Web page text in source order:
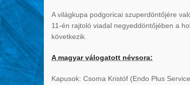
A világkupa podgoricai szuperdöntőjére
11-én rajtoló viadal negyeddöntőjében a
következik.
A magyar válogatott névsora:
Kapusok: Csoma Kristóf (Endo Plus